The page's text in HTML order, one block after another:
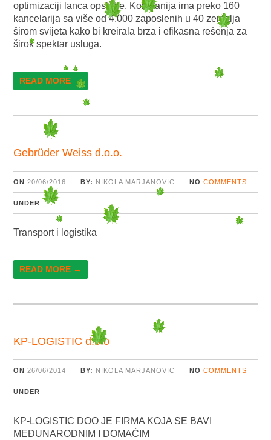
optimizaciji lanca opskrbe. Kompanija ima preko 160
kancelarija sa više od 4.000 zaposlenih u 40 zemalja
širom svijeta kako bi kreirala brza i efikasna rešenja za
širok spektar usluga.
READ MORE →
Gebrüder Weiss d.o.o.
ON 20/06/2016 BY: NIKOLA MARJANOVIC NO COMMENTS
UNDER
Transport i logistika
READ MORE →
KP-LOGISTIC d.o.o
ON 26/06/2014 BY: NIKOLA MARJANOVIC NO COMMENTS
UNDER
KP-LOGISTIC DOO JE FIRMA KOJA SE BAVI
MEĐUNARODNIM I DOMAĆIM